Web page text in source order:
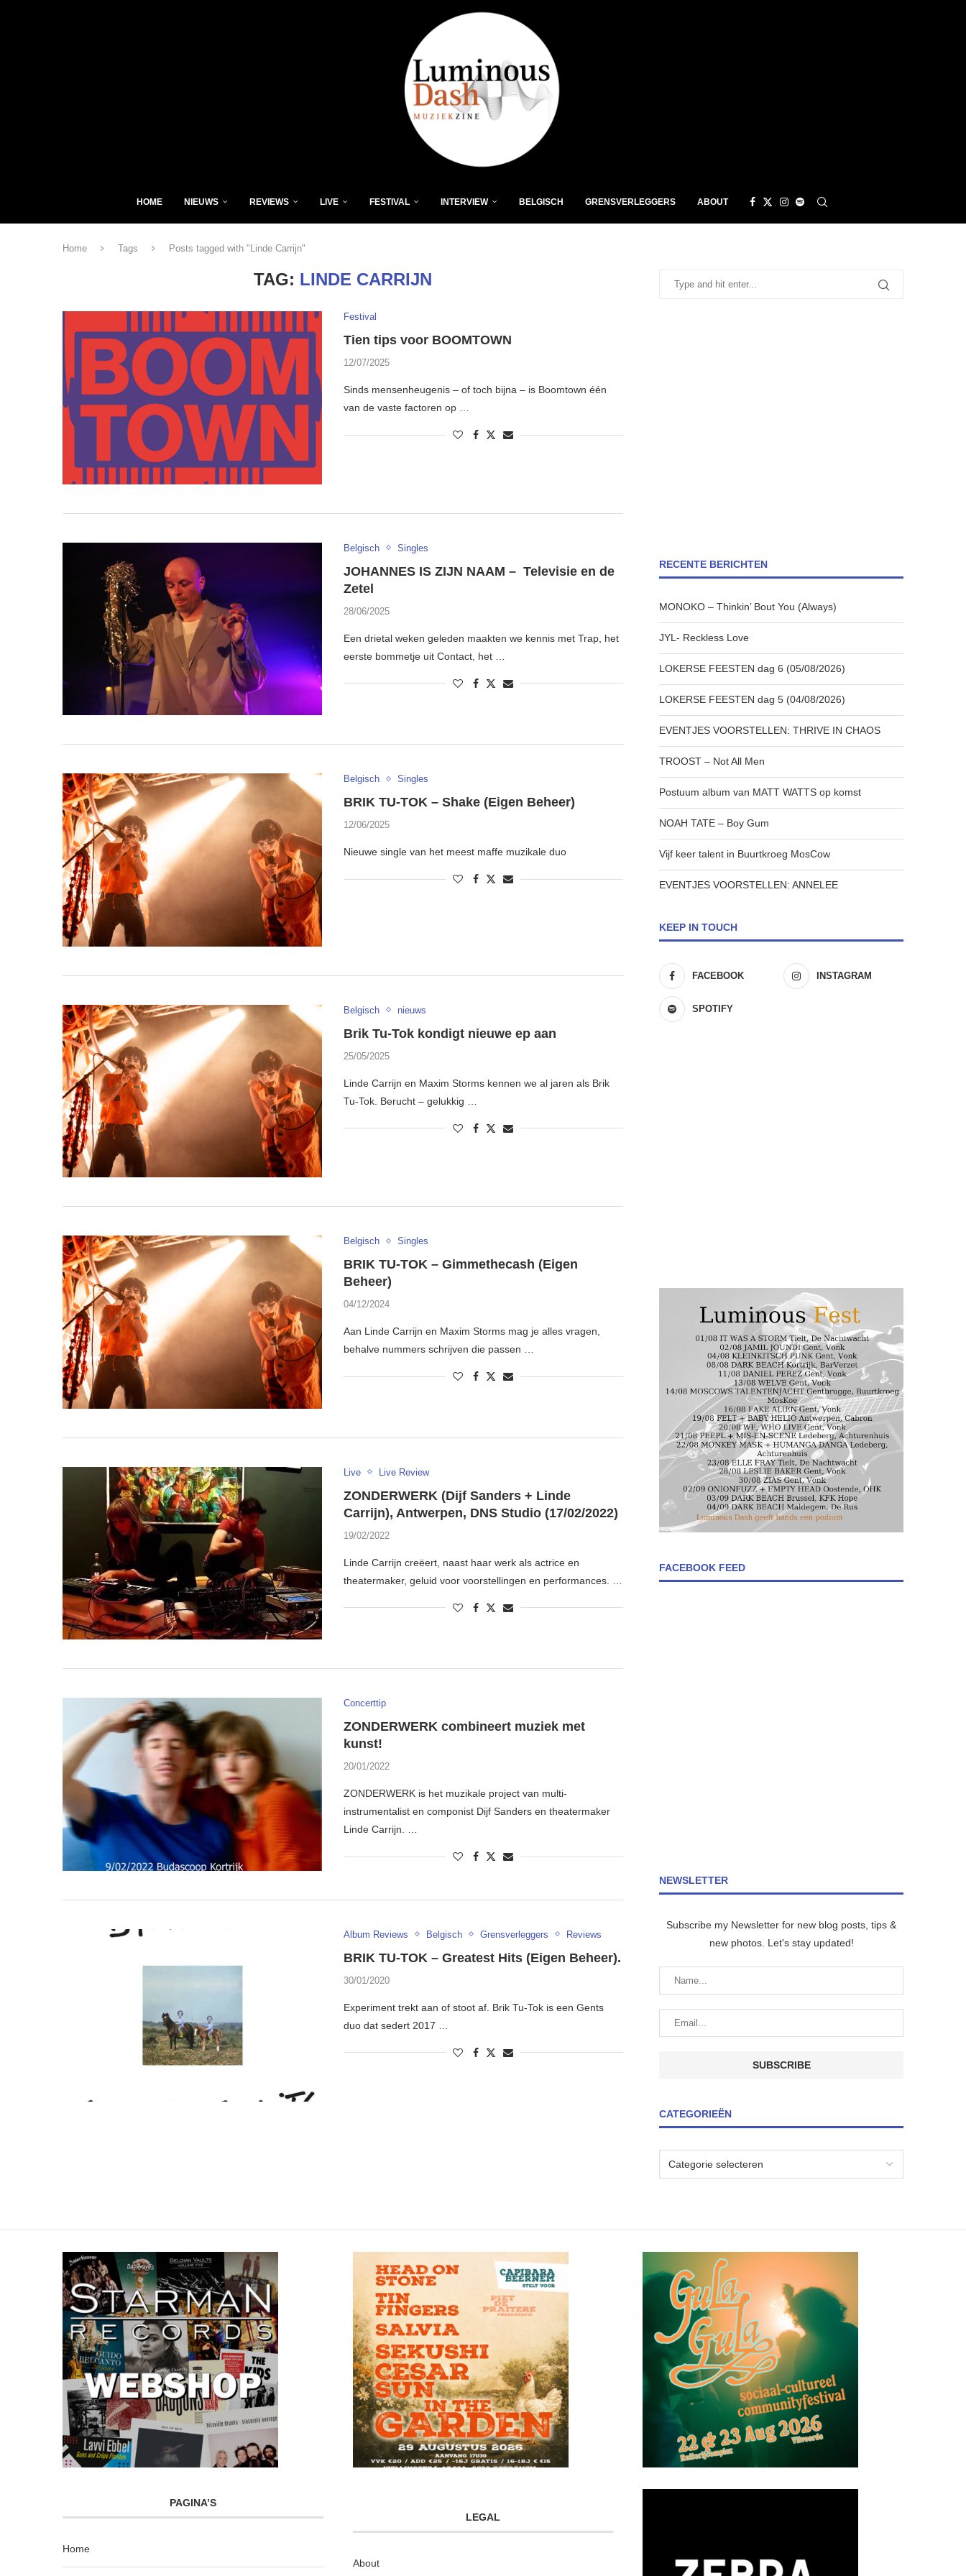
HOME NIEUWS REVIEWS LIVE FESTIVAL INTERVIEW BELGISCH GRENSVERLEGGERS ABOUT
Home Tags Posts tagged with "Linde Carrijn"
TAG: LINDE CARRIJN
Festival
Tien tips voor BOOMTOWN
12/07/2025
Sinds mensenheugenis – of toch bijna – is Boomtown één
van de vaste factoren op …
Belgisch Singles
JOHANNES IS ZIJN NAAM – Televisie en de
Zetel
28/06/2025
Een drietal weken geleden maakten we kennis met Trap, het
eerste bommetje uit Contact, het …
Belgisch Singles
BRIK TU-TOK – Shake (Eigen Beheer)
12/06/2025
Nieuwe single van het meest maffe muzikale duo
Belgisch nieuws
Brik Tu-Tok kondigt nieuwe ep aan
25/05/2025
Linde Carrijn en Maxim Storms kennen we al jaren als Brik
Tu-Tok. Berucht – gelukkig …
Belgisch Singles
BRIK TU-TOK – Gimmethecash (Eigen
Beheer)
04/12/2024
Aan Linde Carrijn en Maxim Storms mag je alles vragen,
behalve nummers schrijven die passen …
Live Live Review
ZONDERWERK (Dijf Sanders + Linde
Carrijn), Antwerpen, DNS Studio (17/02/2022)
19/02/2022
Linde Carrijn creëert, naast haar werk als actrice en
theatermaker, geluid voor voorstellingen en performances. …
Concerttip
ZONDERWERK combineert muziek met
kunst!
20/01/2022
ZONDERWERK is het muzikale project van multi-
instrumentalist en componist Dijf Sanders en theatermaker
Linde Carrijn. …
Album Reviews Belgisch Grensverleggers Reviews
BRIK TU-TOK – Greatest Hits (Eigen Beheer).
30/01/2020
Experiment trekt aan of stoot af. Brik Tu-Tok is een Gents
duo dat sedert 2017 …
RECENTE BERICHTEN
MONOKO – Thinkin’ Bout You (Always)
JYL- Reckless Love
LOKERSE FEESTEN dag 6 (05/08/2026)
LOKERSE FEESTEN dag 5 (04/08/2026)
EVENTJES VOORSTELLEN: THRIVE IN CHAOS
TROOST – Not All Men
Postuum album van MATT WATTS op komst
NOAH TATE – Boy Gum
Vijf keer talent in Buurtkroeg MosCow
EVENTJES VOORSTELLEN: ANNELEE
KEEP IN TOUCH
FACEBOOK INSTAGRAM
SPOTIFY
FACEBOOK FEED
NEWSLETTER
Subscribe my Newsletter for new blog posts, tips &
new photos. Let's stay updated!
CATEGORIEËN
PAGINA’S
Home
LEGAL
About